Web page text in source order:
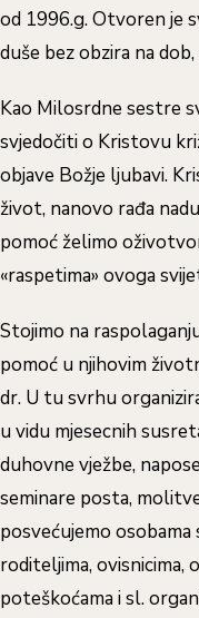
od 1996.g. Otvoren je
duše bez obzira na
Kao Milosrdne sestre
svjedočiti o Kristovu
objave Božje ljubavi.
život, nanovo rađa
pomoć želimo
«raspetima» ovoga
Stojimo na
pomoć u njihovim
dr. U tu svrhu
u vidu mjesecnih
duhovne vježbe,
seminare posta,
posvećujemo
roditeljima, ovisnicima,
poteškoćama i sl.